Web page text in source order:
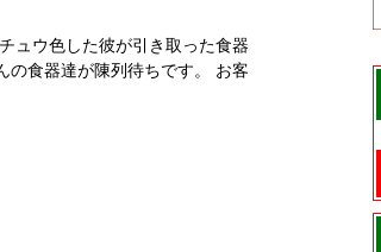
ュウ色した彼が引き取った食器
の食器達が陳列待ちです。 お客